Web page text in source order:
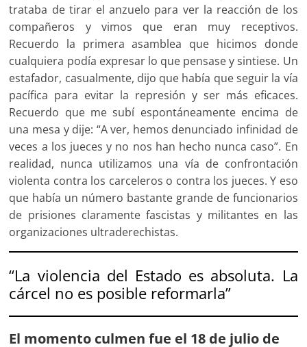
trataba de tirar el anzuelo para ver la reacción de los
compañeros y vimos que eran muy receptivos.
Recuerdo la primera asamblea que hicimos donde
cualquiera podía expresar lo que pensase y sintiese. Un
estafador, casualmente, dijo que había que seguir la vía
pacífica para evitar la represión y ser más eficaces.
Recuerdo que me subí espontáneamente encima de
una mesa y dije: “A ver, hemos denunciado infinidad de
veces a los jueces y no nos han hecho nunca caso”. En
realidad, nunca utilizamos una vía de confrontación
violenta contra los carceleros o contra los jueces. Y eso
que había un número bastante grande de funcionarios
de prisiones claramente fascistas y militantes en las
organizaciones ultraderechistas.
“La violencia del Estado es absoluta. La
cárcel no es posible reformarla”
El momento culmen fue el 18 de julio de